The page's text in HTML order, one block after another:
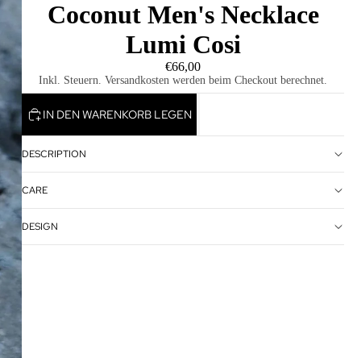
Coconut Men's Necklace
Lumi Cosi
€66,00
Inkl. Steuern. Versandkosten werden beim Checkout berechnet.
IN DEN WARENKORB LEGEN
DESCRIPTION
CARE
DESIGN